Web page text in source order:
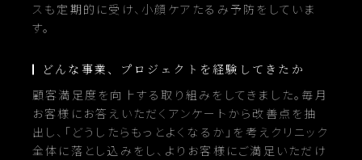
スも定期的に受け、小顔ケアたるみ予防をしていま
す。
どんな事業、プロジェクトを経験してきたか
顧客満足度を向上する取り組みをしてきました。毎月
お客様にお答えいただくアンケートから改善点を抽
出し、「どうしたらもっとよくなるか」を考えクリニック
全体に落とし込みをし、よりお客様にご満足いただけ